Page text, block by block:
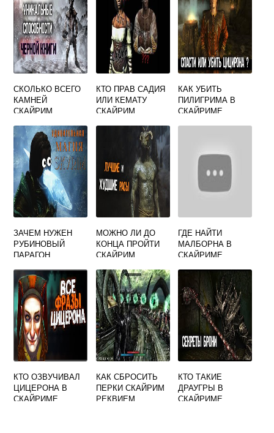
СКОЛЬКО ВСЕГО
КАМНЕЙ
СКАЙРИМ
КТО ПРАВ САДИЯ
ИЛИ КЕМАТУ
СКАЙРИМ
КАК УБИТЬ
ПИЛИГРИМА В
СКАЙРИМЕ
ЗАЧЕМ НУЖЕН
РУБИНОВЫЙ
ПАРАГОН
МОЖНО ЛИ ДО
КОНЦА ПРОЙТИ
СКАЙРИМ
ГДЕ НАЙТИ
МАЛБОРНА В
СКАЙРИМЕ
КТО ОЗВУЧИВАЛ
ЦИЦЕРОНА В
СКАЙРИМЕ
КАК СБРОСИТЬ
ПЕРКИ СКАЙРИМ
РЕКВИЕМ
КТО ТАКИЕ
ДРАУГРЫ В
СКАЙРИМЕ